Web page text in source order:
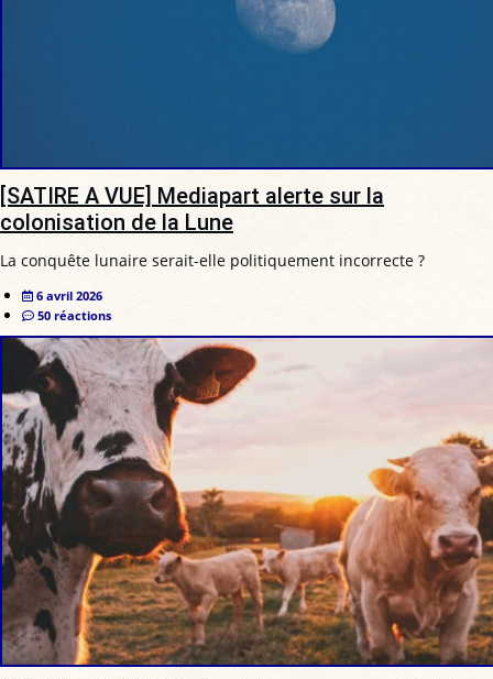
[SATIRE A VUE] Mediapart alerte sur la
colonisation de la Lune
La conquête lunaire serait-elle politiquement incorrecte ?
6 avril 2026
50 réactions